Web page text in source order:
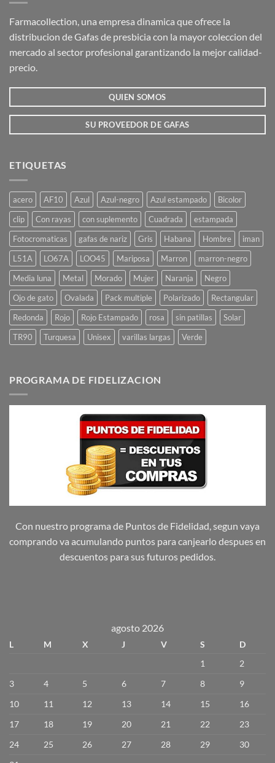
opciones
se
elegir
de
producto
opciones
elegir
de
Farmacollection, una empresa dinamica que ofrece la
distribucion de Gafas de presbicia con la mayor coleccion del
mercado al sector profesional garantizando la mejor calidad-
precio.
QUIEN SOMOS
SU PROVEEDOR DE GAFAS
ETIQUETAS
acero AF10 Azul Azul-negro Azul estampado
Bicolor
clip
Con rayas con suplemento Cuadrada
estampada
Fotocromaticas
gafas de nariz Gris Habana Hombre
iman
L51A
LO67A LOO45 Mariposa Marron
marron-negro
Media luna
Metal Morado Mujer Naranja
Negro
Ojo de gato
Ovalada Pack multiple Polarizado
Rectangular
Redonda
Rojo Rojo Estampado rosa sin patillas
Solar
TR90
Turquesa Unisex varillas largas Verde
PROGRAMA DE FIDELIZACION
Con nuestro programa de Puntos de Fidelidad, segun vaya
comprando va acumulando puntos para canjearlo despues en
descuentos para sus futuros pedidos.
agosto 2026
L M X J V S
D
1
2
3
4 5 6 7 8
9
10
11 12 13 14 15
16
17
18 19 20 21 22
23
24
25 26 27 28 29
30